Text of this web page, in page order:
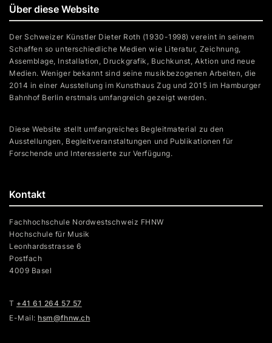
Kontakt
Fachhochschule Nordwestschweiz FHNW
Hochschule für Musik
Leonhardsstrasse 6
Postfach
4009 Basel
T +41 61 264 57 57
E-Mail:hsm@fhnw.ch
Über diese Website
Der Schweizer Künstler Dieter Roth (1930-1998) vereint in seinem
Schaffen so unterschiedliche Medien wie Literatur, Zeichnung,
Assemblage, Installation, Druckgrafik, Buchkunst, Aktion und neue
Medien. Weniger bekannt sind seine musikbezogenen Arbeiten, die
2014 in einer Ausstellung im Kunsthaus Zug und 2015 im Hamburger
Bahnhof Berlin erstmals umfangreich gezeigt werden.
Diese Website stellt umfangreiches Begleitmaterial zu den
Ausstellungen, Begleitveranstaltungen und Publikationen für
Forschende und Interessierte zur Verfügung.